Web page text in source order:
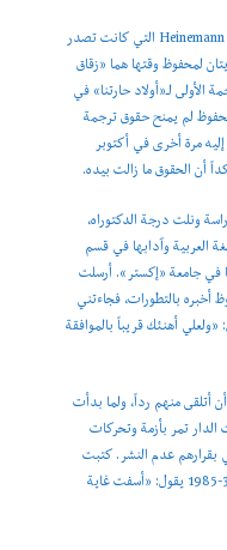
في تلك الأثناء، كنت تواصلت مع «دار هينمان» Heinemann التي كانت تصدر
لمحفوظ وقتها هما «زقاق
الأولى لـ«أولاد حارتنا» في
محفوظ لم يمنح حقوق ترجمة
إليه مرة أخرى في أكتوبر
ونلت درجة الدكتوراه،
العربية وآدابها في قسم
في جامعة «إكستر». أرسلت
بالتطورات، فجاءتني
في 11 أكتوبر 1984، يقول: «ولعلي أهنئك قريباً بالموافقة
هينمان» 9 أشهر دون أن أتلقى منهم رداً، ولما بدأت
تمر بأزمة وتحركات
بقرارهم عدم النشر. كتبت
لمحفوظ أعلمه بما صار وجاءني الردّ بتاريخ 24-3-1985 يقول: «أسفت غاية